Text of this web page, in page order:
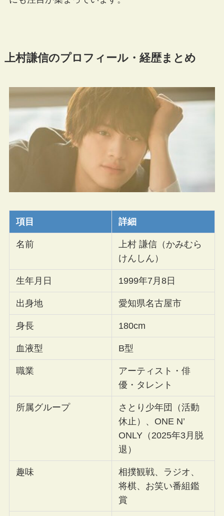
上村謙信のプロフィール・経歴まとめ
項目 詳細
名前
上村 謙信（かみむら
けんしん）
生年月日 1999年7月8日
出身地 愛知県名古屋市
身長 180cm
血液型 B型
職業
アーティスト・俳
優・タレント
所属グループ
さとり少年団（活動
休止）、ONE N’
ONLY（2025年3月脱
退）
趣味
相撲観戦、ラジオ、
将棋、お笑い番組鑑
賞